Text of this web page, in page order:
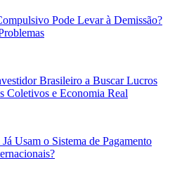
Pode Levar à Demissão?
Brasileiro a Buscar Lucros
Coletivos e Economia Real
Usam o Sistema de Pagamento